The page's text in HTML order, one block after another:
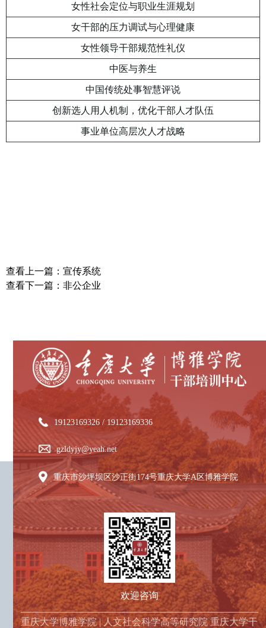
女性社会定位与职业生涯规划
女干部的压力调试与心理健康
女性领导干部规范性礼仪
中医与养生
中国传统处事智慧评说
创新选人用人机制，优化干部人才队伍
事业单位高层次人才战略
查看上一篇：宣传系统
查看下一篇：非公企业
19123169326 / 19123169336
gzldyjy@yeah.net
重庆市沙坪坝区沙正街174号重庆大学A区博雅学院
欢迎咨询
重庆大学博雅学院| 人文社会科学高等研究院 重庆大学干